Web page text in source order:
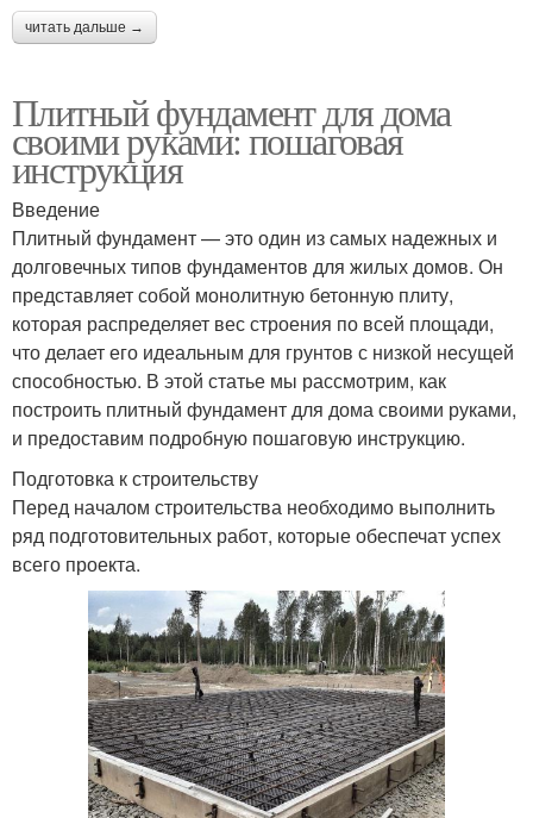
читать дальше →
Плитный фундамент для дома
своими руками: пошаговая
инструкция
Введение
Плитный фундамент — это один из самых надежных и
долговечных типов фундаментов для жилых домов. Он
представляет собой монолитную бетонную плиту,
которая распределяет вес строения по всей площади,
что делает его идеальным для грунтов с низкой несущей
способностью. В этой статье мы рассмотрим, как
построить плитный фундамент для дома своими руками,
и предоставим подробную пошаговую инструкцию.
Подготовка к строительству
Перед началом строительства необходимо выполнить
ряд подготовительных работ, которые обеспечат успех
всего проекта.